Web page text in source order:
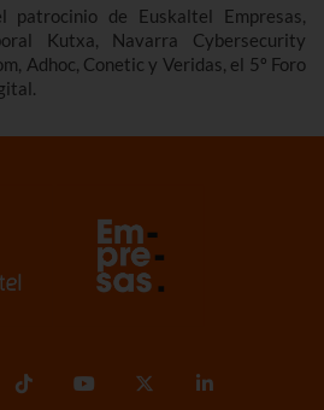
patrocinio de Euskaltel Empresas,
Kutxa, Navarra Cybersecurity
Adhoc, Conetic y Veridas, el 5º Foro